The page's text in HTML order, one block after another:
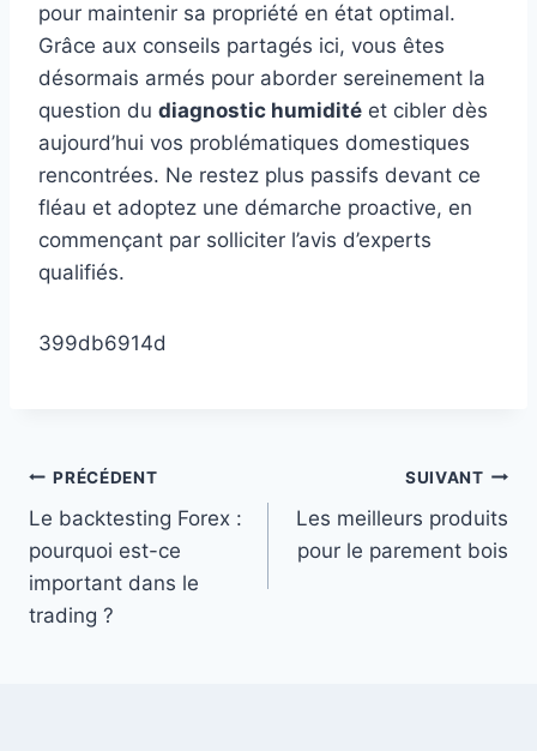
pour maintenir sa propriété en état optimal.
Grâce aux conseils partagés ici, vous êtes
désormais armés pour aborder sereinement la
question du diagnostic humidité et cibler dès
aujourd’hui vos problématiques domestiques
rencontrées. Ne restez plus passifs devant ce
fléau et adoptez une démarche proactive, en
commençant par solliciter l’avis d’experts
qualifiés.
399db6914d
Navigation
de
l’article
PRÉCÉDENT
Le backtesting Forex :
pourquoi est-ce
important dans le
trading ?
SUIVANT
Les meilleurs produits
pour le parement bois